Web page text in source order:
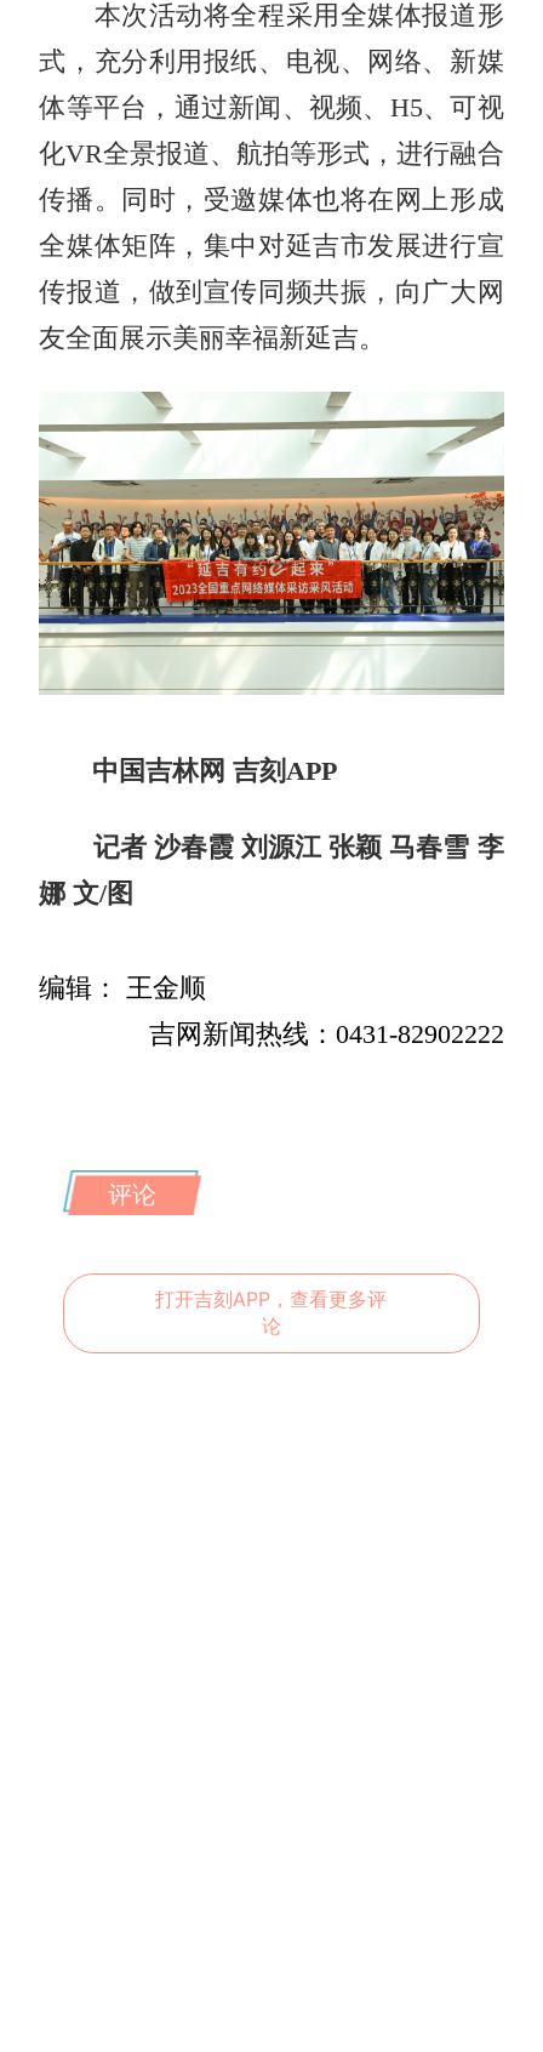
本次活动将全程采用全媒体报道形
式，充分利用报纸、电视、网络、新媒
体等平台，通过新闻、视频、H5、可视
化VR全景报道、航拍等形式，进行融合
传播。同时，受邀媒体也将在网上形成
全媒体矩阵，集中对延吉市发展进行宣
传报道，做到宣传同频共振，向广大网
友全面展示美丽幸福新延吉。
中国吉林网 吉刻APP
记者 沙春霞 刘源江 张颖 马春雪 李
娜 文/图
编辑： 王金顺
吉网新闻热线：0431-82902222
评论
打开吉刻APP，查看更多评
论